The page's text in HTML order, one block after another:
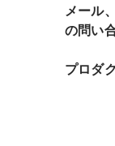
メール
の問い
プロダ